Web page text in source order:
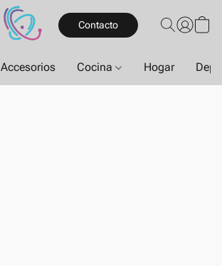
Contacto
Accesorios Cocina Hogar